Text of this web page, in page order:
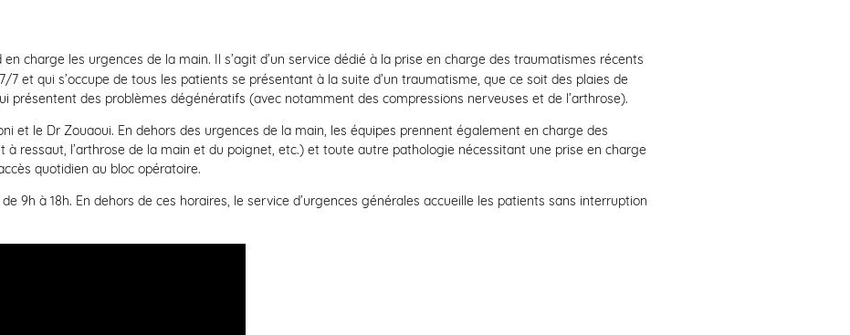
charge les urgences de la main. Il s’agit d’un service dédié à la prise en charge des traumatismes récents
et qui s’occupe de tous les patients se présentant à la suite d’un traumatisme, que ce soit des plaies de
des problèmes dégénératifs (avec notamment des compressions nerveuses et de l’arthrose).
et le Dr Zouaoui. En dehors des urgences de la main, les équipes prennent également en charge des
ressaut, l’arthrose de la main et du poignet, etc.) et toute autre pathologie nécessitant une prise en charge
quotidien au bloc opératoire.
9h à 18h. En dehors de ces horaires, le service d’urgences générales accueille les patients sans interruption